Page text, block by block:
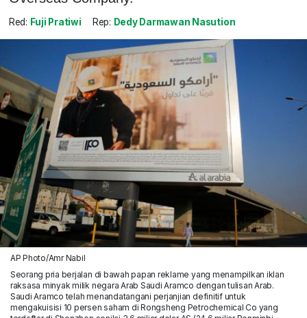
Red: Fuji Pratiwi Rep: Dedy Darmawan Nasution
AP Photo/Amr Nabil
Seorang pria berjalan di bawah papan reklame yang menampilkan iklan
raksasa minyak milik negara Arab Saudi Aramco dengan tulisan Arab.
Saudi Aramco telah menandatangani perjanjian definitif untuk
mengakuisisi 10 persen saham di Rongsheng Petrochemical Co yang